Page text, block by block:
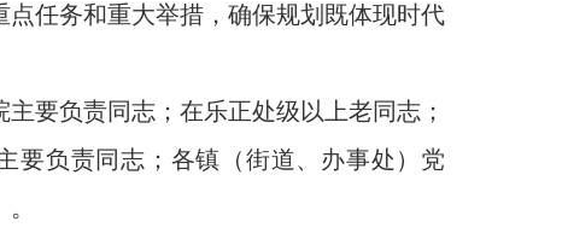
任务和重大举措，确保规划既体现时代
要负责同志；在乐正处级以上老同志；
要负责同志；各镇（街道、办事处）党